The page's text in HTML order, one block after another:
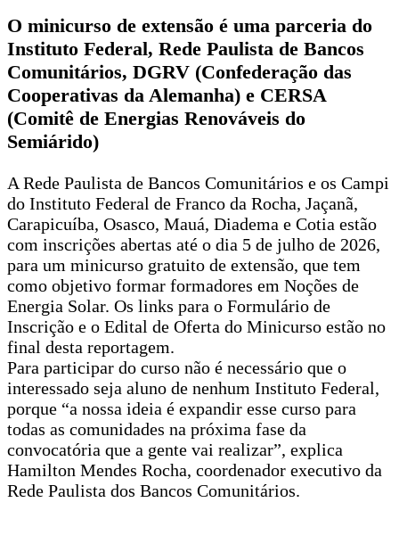
O minicurso de extensão é uma parceria do
Instituto Federal, Rede Paulista de Bancos
Comunitários, DGRV (Confederação das
Cooperativas da Alemanha) e CERSA
(Comitê de Energias Renováveis do
Semiárido)
A Rede Paulista de Bancos Comunitários e os Campi
do Instituto Federal de Franco da Rocha, Jaçanã,
Carapicuíba, Osasco, Mauá, Diadema e Cotia estão
com inscrições abertas até o dia 5 de julho de 2026,
para um minicurso gratuito de extensão, que tem
como objetivo formar formadores em Noções de
Energia Solar. Os links para o Formulário de
Inscrição e o Edital de Oferta do Minicurso estão no
final desta reportagem.
Para participar do curso não é necessário que o
interessado seja aluno de nenhum Instituto Federal,
porque “a nossa ideia é expandir esse curso para
todas as comunidades na próxima fase da
convocatória que a gente vai realizar”, explica
Hamilton Mendes Rocha, coordenador executivo da
Rede Paulista dos Bancos Comunitários.